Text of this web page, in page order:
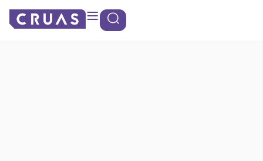
Panneau de gestion des cookies
principal